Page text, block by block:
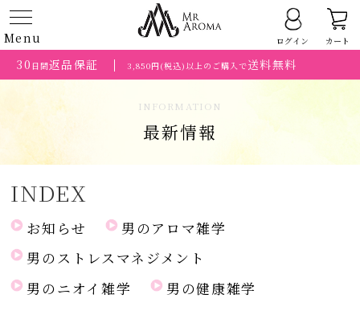
Menu ログイン カート
30 日間返品保証 3,850円(税込)以上のご購入で送料無料
INFORMATION
最新情報
INDEX
お知らせ
男のアロマ雑学
男のストレスマネジメント
男のニオイ雑学
男の健康雑学